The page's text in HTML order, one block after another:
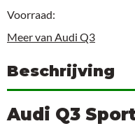
Voorraad:
Meer van Audi Q3
Beschrijving
Audi Q3